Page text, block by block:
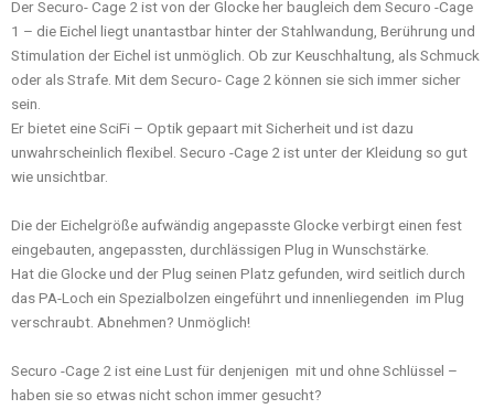
Der Securo- Cage 2 ist von der Glocke her baugleich dem Securo -Cage
1 – die Eichel liegt unantastbar hinter der Stahlwandung, Berührung und
Stimulation der Eichel ist unmöglich. Ob zur Keuschhaltung, als Schmuck
oder als Strafe. Mit dem Securo- Cage 2 können sie sich immer sicher
sein.
Er bietet eine SciFi – Optik gepaart mit Sicherheit und ist dazu
unwahrscheinlich flexibel. Securo -Cage 2 ist unter der Kleidung so gut
wie unsichtbar.
Die der Eichelgröße aufwändig angepasste Glocke verbirgt einen fest
eingebauten, angepassten, durchlässigen Plug in Wunschstärke.
Hat die Glocke und der Plug seinen Platz gefunden, wird seitlich durch
das PA-Loch ein Spezialbolzen eingeführt und innenliegenden im Plug
verschraubt. Abnehmen? Unmöglich!
Securo -Cage 2 ist eine Lust für denjenigen mit und ohne Schlüssel –
haben sie so etwas nicht schon immer gesucht?